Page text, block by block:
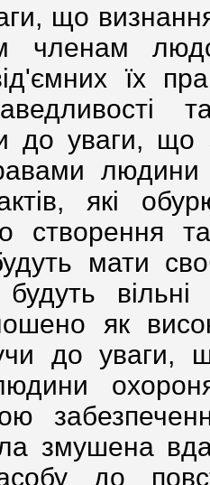
що визнання
членам
їх
до уваги, що
які
створення
мати
вільні
як
до уваги,
змушена
до